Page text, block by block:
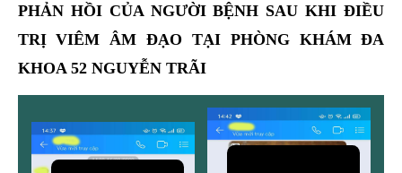
PHẢN HỒI CỦA NGƯỜI BỆNH SAU KHI ĐIỀU
TRỊ VIÊM ÂM ĐẠO TẠI PHÒNG KHÁM ĐA
KHOA 52 NGUYỄN TRÃI